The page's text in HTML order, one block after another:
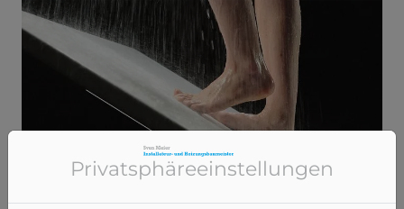
Privatsphäre­einstellungen